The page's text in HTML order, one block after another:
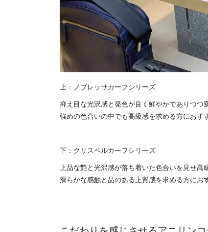
上：ノブレッサカーフシリーズ
抑え目な光沢感と発色が良く鮮やかでありつつ
強めの色合いの中でも高級感を求める方におす
下：クリスペルカーフシリーズ
上品な艶と光沢感が落ち着いた色合いを見せ高
滑らかな感触と品のある上質感を求める方にお